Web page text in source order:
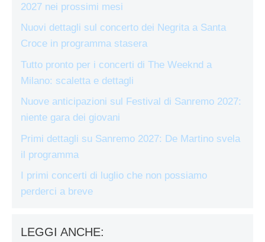
2027 nei prossimi mesi
Nuovi dettagli sul concerto dei Negrita a Santa
Croce in programma stasera
Tutto pronto per i concerti di The Weeknd a
Milano: scaletta e dettagli
Nuove anticipazioni sul Festival di Sanremo 2027:
niente gara dei giovani
Primi dettagli su Sanremo 2027: De Martino svela
il programma
I primi concerti di luglio che non possiamo
perderci a breve
LEGGI ANCHE: